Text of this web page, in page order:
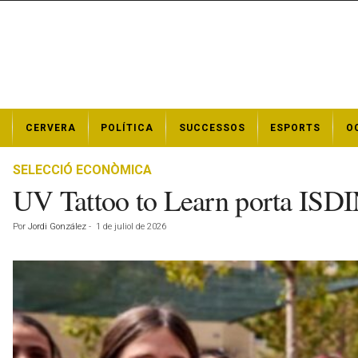
t
CERVERA POLÍTICA SUCCESSOS ESPORTS
SELECCIÓ ECONÒMICA
UV Tattoo to Learn porta
Por Jordi González - 1 de juliol de 2026